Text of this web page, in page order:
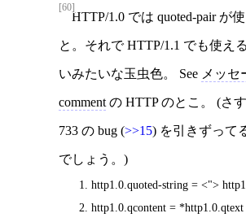
[60]
HTTP/1.0 では quoted-pair が
と。それで HTTP/1.1 でも使え
いみたいな玉虫色。 See メッセ
comment の HTTP のとこ。 (さ
733 の bug (>>15) を引きずって
でしょう。)
http1.0.quoted-string = <">
http1.0.qcontent = *http1.0.qtext